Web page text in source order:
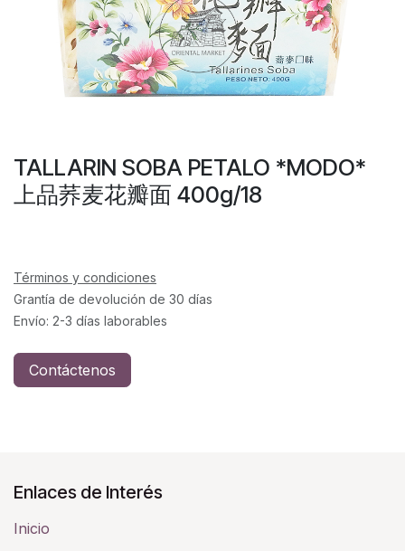
TALLARIN SOBA PETALO *MODO*
上品荞麦花瓣面 400g/18
Términos y condiciones
Grantía de devolución de 30 días
Envío: 2-3 días laborables
Contáctenos
Enlaces de Interés
Inicio